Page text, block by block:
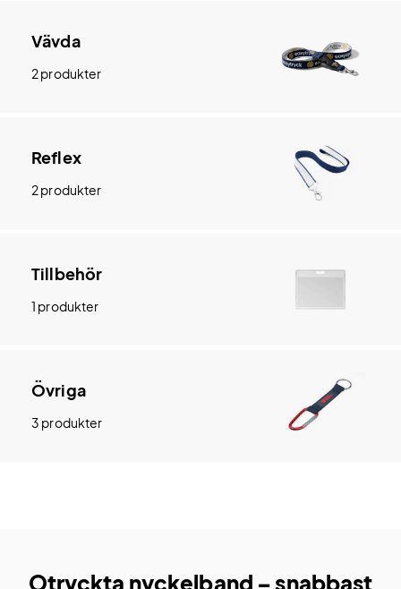
Vävda
2 produkter
Reflex
2 produkter
Tillbehör
1 produkter
Övriga
3 produkter
Otryckta nyckelband – snabbast